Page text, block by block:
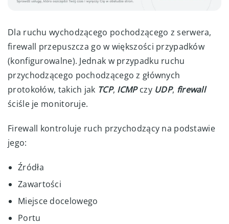
Dla ruchu wychodzącego pochodzącego z serwera,
firewall przepuszcza go w większości przypadków
(konfigurowalne). Jednak w przypadku ruchu
przychodzącego pochodzącego z głównych
protokołów, takich jak TCP, ICMPczy UDP, firewall
ściśle je monitoruje.
Firewall kontroluje ruch przychodzący na podstawie
jego:
Źródła
Zawartości
Miejsce docelowego
Portu